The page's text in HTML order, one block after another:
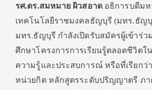
รศ.ดร.สมหมาย ผิวสอาดอธิการบดีมห
เทคโนโลยีราชมงคลธัญบุรี (มทร.ธัญ
มทร.ธัญบุรี กำลังเปิดรับสมัครผู้เข้าร่ว
ศึกษาโครงการการเรียนรู้ตลอดชีวิตใ
ความรู้และประสบการณ์ หรือที่เรียกว่
หน่วยกิต หลักสูตรระดับปริญญาตรี ภา